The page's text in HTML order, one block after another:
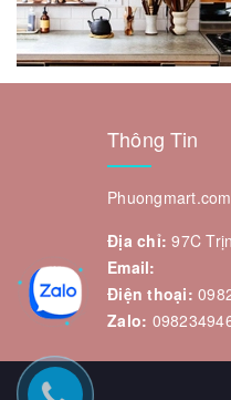
Thông Tin
Phuongmart.com
Địa chỉ: 97C
Email:
Điện thoại:
Zalo: